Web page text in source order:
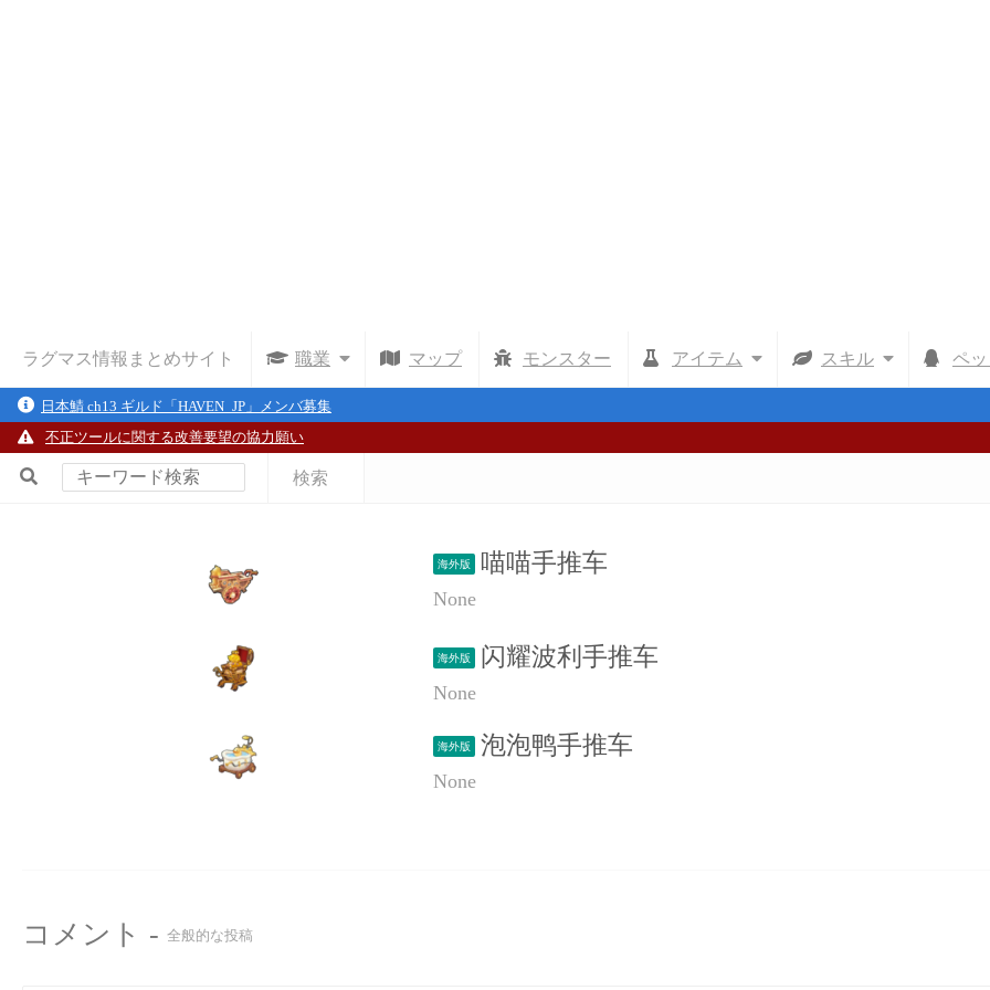
ラグマス情報まとめサイト 職業 マップ モンスター アイテム スキル ペッ
日本鯖 ch13 ギルド「HAVEN_JP」メンバ募集
不正ツールに関する改善要望の協力願い
海外版 喵喵手推车
None
海外版 闪耀波利手推车
None
海外版 泡泡鸭手推车
None
コメント - 全般的な投稿